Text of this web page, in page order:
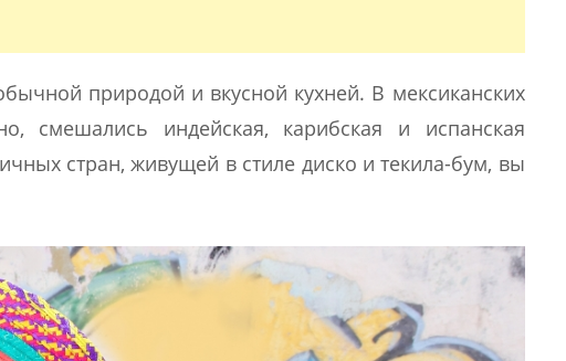
природой и вкусной кухней. В мексиканских
смешались индейская, карибская и испанская
стран, живущей в стиле диско и текила-бум, вы